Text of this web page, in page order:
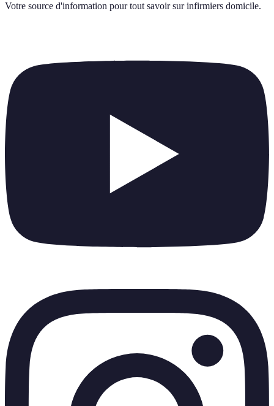
Votre source d'information pour tout savoir sur infirmiers domicile.